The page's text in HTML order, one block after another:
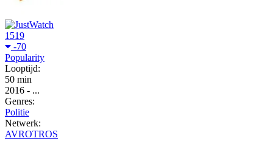
1519
-70
Popularity
Looptijd:
50 min
2016 - ...
Genres:
Politie
Netwerk:
AVROTROS